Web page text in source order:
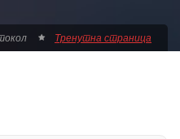
Тренутна страница